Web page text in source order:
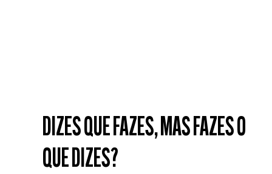
DIZES QUE FAZES, MAS FAZES O
QUE DIZES?